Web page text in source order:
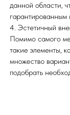
данной области,
гарантированным
4. Эстетичный
Помимо самого
такие элементы,
множество
подобрать